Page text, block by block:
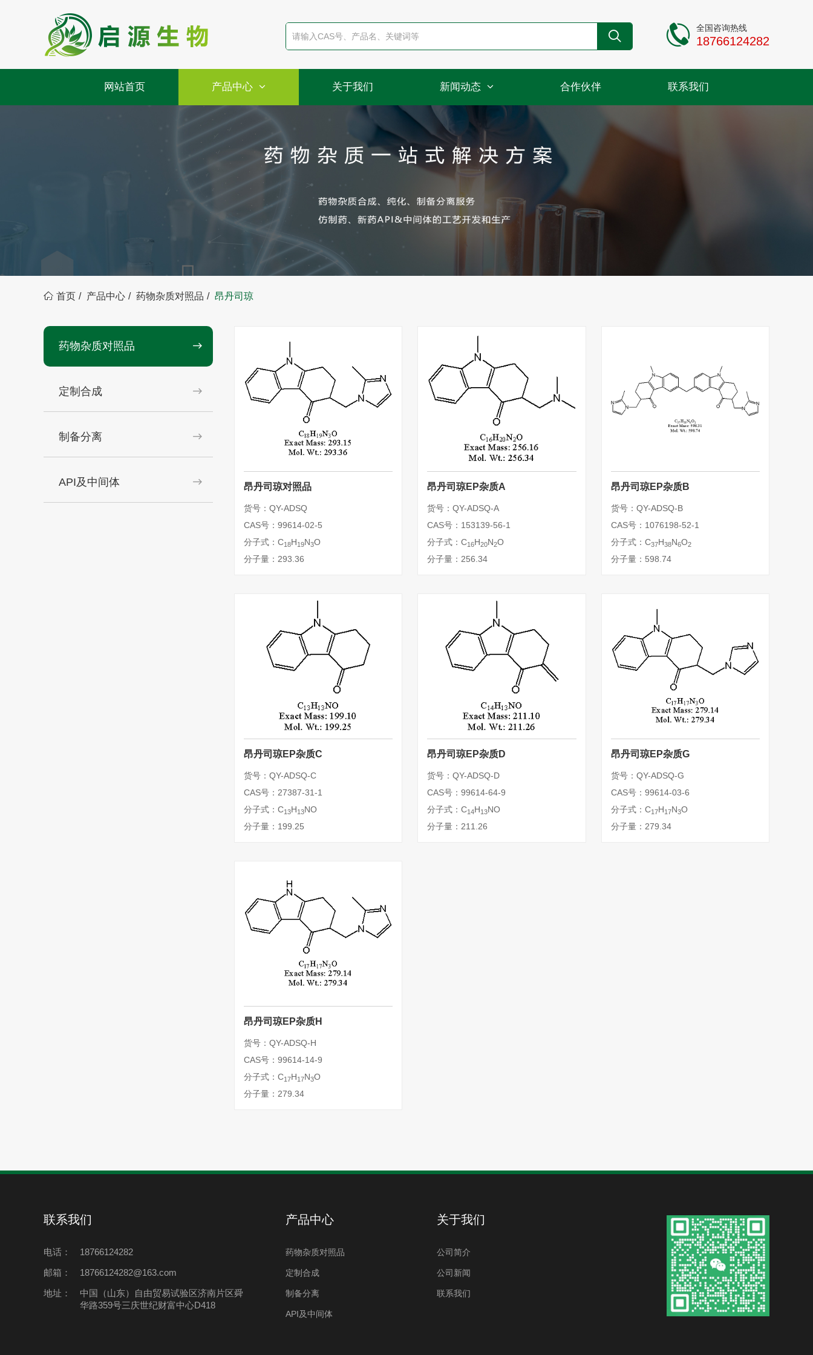
全国咨询热线
18766124282
网站首页 产品中心 关于我们 新闻动态 合作伙伴 联系我们
首页 产品中心 药物杂质对照品 昂丹司琼
药物杂质对照品
定制合成
制备分离
API及中间体 昂丹司琼对照品
货号：QY-ADSQ
CAS号：99614-02-5
分子式：C18H19N3O
分子量：293.36
昂丹司琼EP杂质A
货号：QY-ADSQ-A
CAS号：153139-56-1
分子式：C16H20N2O
分子量：256.34
昂丹司琼EP杂质B
货号：QY-ADSQ-B
CAS号：1076198-52-1
分子式：C37H38N6O2
分子量：598.74
昂丹司琼EP杂质C
货号：QY-ADSQ-C
CAS号：27387-31-1
分子式：C13H13NO
分子量：199.25
昂丹司琼EP杂质D
货号：QY-ADSQ-D
CAS号：99614-64-9
分子式：C14H13NO
分子量：211.26
昂丹司琼EP杂质G
货号：QY-ADSQ-G
CAS号：99614-03-6
分子式：C17H17N3O
分子量：279.34
昂丹司琼EP杂质H
货号：QY-ADSQ-H
CAS号：99614-14-9
分子式：C17H17N3O
分子量：279.34
联系我们
电话：
18766124282
邮箱：
18766124282@163.com
地址：
中国（山东）自由贸易试验区济南片区舜
华路359号三庆世纪财富中心D418
产品中心
药物杂质对照品
定制合成
制备分离
API及中间体
关于我们
公司简介
公司新闻
联系我们